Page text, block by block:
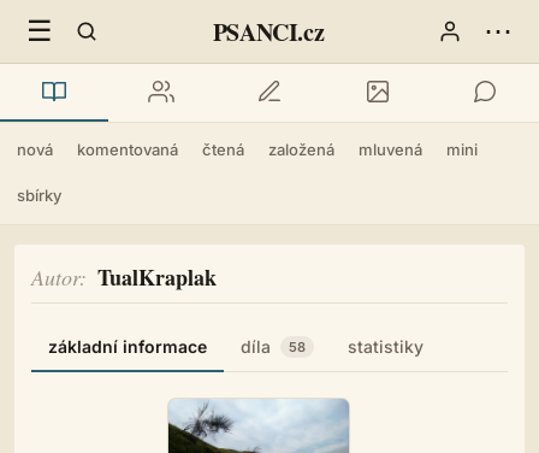
☰ PSANCI.cz ⋯
nová komentovaná čtená založená mluvená mini
sbírky
Autor TualKraplak
základní informace díla 58 statistiky